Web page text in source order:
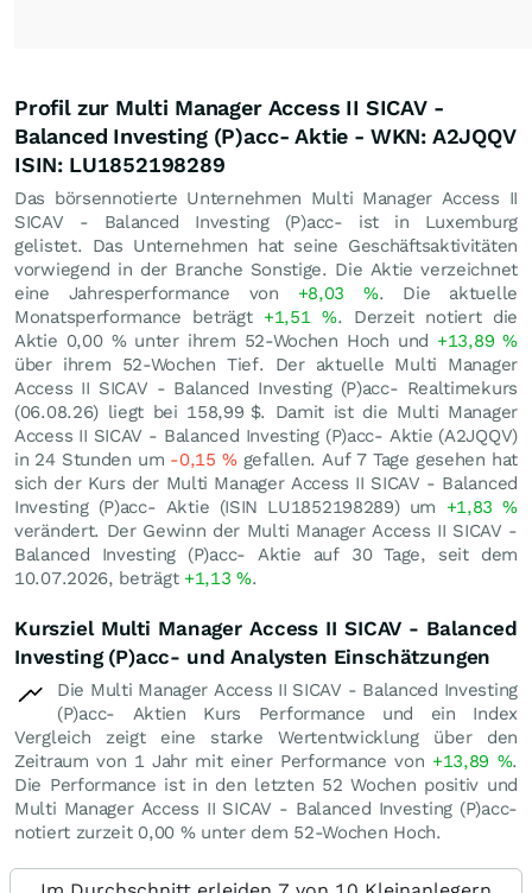
Profil zur Multi Manager Access II SICAV -
Balanced Investing (P)acc- Aktie - WKN: A2JQQV
ISIN: LU1852198289
Das börsennotierte Unternehmen Multi Manager Access II
SICAV - Balanced Investing (P)acc- ist in Luxemburg
gelistet. Das Unternehmen hat seine Geschäftsaktivitäten
vorwiegend in der Branche Sonstige. Die Aktie verzeichnet
eine Jahresperformance von +8,03%. Die aktuelle
Monatsperformance beträgt +1,51%. Derzeit notiert die
Aktie 0,00 %unter ihrem 52-Wochen Hoch und +13,89%
über ihrem 52-Wochen Tief. Der aktuelle Multi Manager
Access II SICAV - Balanced Investing (P)acc- Realtimekurs
(06.08.26) liegt bei 158,99 $. Damit ist die Multi Manager
Access II SICAV - Balanced Investing (P)acc- Aktie (A2JQQV)
in 24 Stunden um -0,15 %gefallen. Auf 7 Tage gesehen hat
sich der Kurs der Multi Manager Access II SICAV - Balanced
Investing (P)acc- Aktie (ISIN LU1852198289) um +1,83%
verändert. Der Gewinn der Multi Manager Access II SICAV -
Balanced Investing (P)acc- Aktie auf 30 Tage, seit dem
10.07.2026, beträgt +1,13%.
Kursziel Multi Manager Access II SICAV - Balanced
Investing (P)acc- und Analysten Einschätzungen
Die Multi Manager Access II SICAV - Balanced Investing
(P)acc- Aktien Kurs Performance und ein Index
Vergleich zeigt eine starke Wertentwicklung über den
Zeitraum von 1 Jahr mit einer Performance von +13,89 %.
Die Performance ist in den letzten 52 Wochen positiv und
Multi Manager Access II SICAV - Balanced Investing (P)acc-
notiert zurzeit 0,00 %unter dem 52-Wochen Hoch.